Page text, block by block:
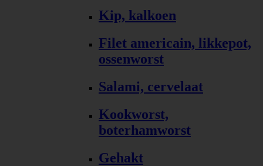
Kip, kalkoen
Filet americain, likkepot,
ossenworst
Salami, cervelaat
Kookworst,
boterhamworst
Gehakt